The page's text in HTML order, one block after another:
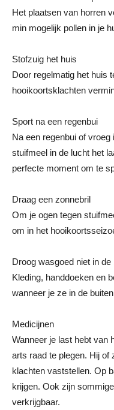
Het plaatsen van horren
min mogelijk pollen in je
Stofzuig het huis
Door regelmatig het huis
hooikoortsklachten
Sport na een regenbui
Na een regenbui of
stuifmeel in de lucht het
perfecte moment om te
Draag een zonnebril
Om je ogen tegen
om in het
Droog wasgoed niet in de
Kleding, handdoeken en
wanneer je ze in de
Medicijnen
Wanneer je last hebt van
arts raad te plegen. Hij of
klachten vaststellen. Op
krijgen. Ook zijn
verkrijgbaar.